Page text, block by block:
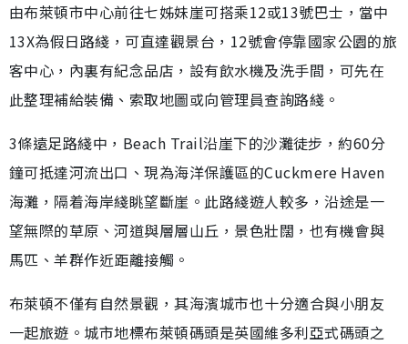
由布萊頓市中心前往七姊妹崖可搭乘12或13號巴士，當中
13X為假日路綫，可直達觀景台，12號會停靠國家公園的旅
客中心，內裏有紀念品店，設有飲水機及洗手間，可先在
此整理補給裝備、索取地圖或向管理員查詢路綫。
3條遠足路綫中，Beach Trail沿崖下的沙灘徒步，約60分
鐘可抵達河流出口、現為海洋保護區的Cuckmere Haven
海灘，隔着海岸綫眺望斷崖。此路綫遊人較多，沿途是一
望無際的草原、河道與層層山丘，景色壯闊，也有機會與
馬匹、羊群作近距離接觸。
布萊頓不僅有自然景觀，其海濱城市也十分適合與小朋友
一起旅遊。城市地標布萊頓碼頭是英國維多利亞式碼頭之